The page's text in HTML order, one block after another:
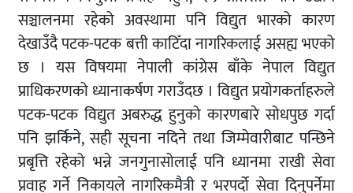
सञ्चालनमा रहेको अवस्थामा पनि विद्युत भारको कारण
देखाउँदै पटक-पटक बत्ती काटिँदा नागरिकलाई असह्य भएको
छ । यस विषयमा नेपाली कांग्रेस बाँके नेपाल विद्युत
प्राधिकरणको ध्यानाकर्षण गराउँदछ । विद्युत प्रयोगकर्ताहरुले
पटक-पटक विद्युत अबरुद्ध हुनुको कारणबारे सोधपुछ गर्दा
पनि झर्किने, सही सूचना नदिने तथा जिम्मेवारीबाट पन्छिने
प्रबृत्ति रहेको भन्ने जनगुनासोलाई पनि ध्यानमा राखी सेवा
प्रवाह गर्ने निकायले नागरिकमैत्री र भरपर्दो सेवा दिनुपर्नेमा